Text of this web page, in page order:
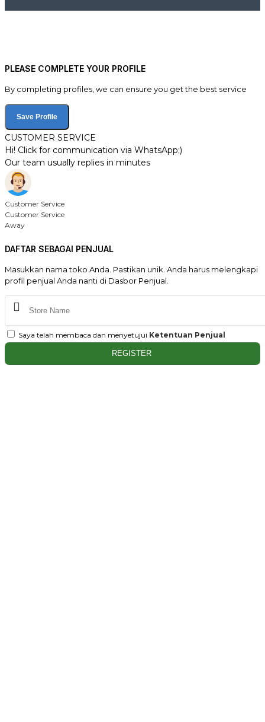
PLEASE COMPLETE YOUR PROFILE
By completing profiles, we can ensure you get the best service
Save Profile
CUSTOMER SERVICE
Hi! Click for communication via WhatsApp;)
Our team usually replies in minutes
Customer Service
Customer Service
Away
DAFTAR SEBAGAI PENJUAL
Masukkan nama toko Anda. Pastikan unik. Anda harus melengkapi
profil penjual Anda nanti di Dasbor Penjual.
Saya telah membaca dan menyetujui Ketentuan Penjual
REGISTER